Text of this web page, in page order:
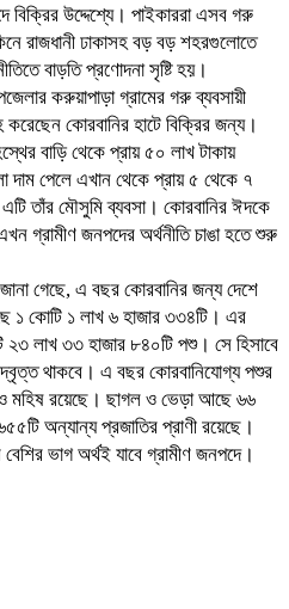
বিক্রির উদ্দেশ্যে। পাইকাররা এসব গরু
রাজধানী ঢাকাসহ বড় বড় শহরগুলোতে
বাড়তি প্রণোদনা সৃষ্টি হয়।
করুয়াপাড়া গ্রামের গরু ব্যবসায়ী
কোরবানির হাটে বিক্রির জন্য।
বাড়ি থেকে প্রায় ৫০ লাখ টাকায়
পেলে এখান থেকে প্রায় ৫ থেকে ৭
তাঁর মৌসুমি ব্যবসা। কোরবানির ঈদকে
গ্রামীণ জনপদের অর্থনীতি চাঙা হতে শুরু
গেছে, এ বছর কোরবানির জন্য দেশে
১ কোটি ১ লাখ ৬ হাজার ৩৩৪টি। এর
২৩ লাখ ৩৩ হাজার ৮৪০টি পশু। সে হিসাবে
থাকবে। এ বছর কোরবানিযোগ্য পশুর
মহিষ রয়েছে। ছাগল ও ভেড়া আছে ৬৬
অন্যান্য প্রজাতির প্রাণী রয়েছে।
ভাগ অর্থই যাবে গ্রামীণ জনপদে।